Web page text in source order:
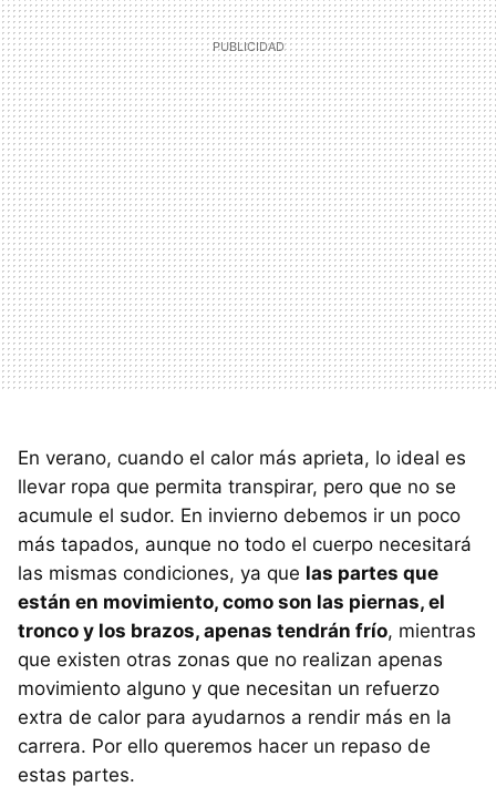
En verano, cuando el calor más aprieta, lo ideal es
llevar ropa que permita transpirar, pero que no se
acumule el sudor. En invierno debemos ir un poco
más tapados, aunque no todo el cuerpo necesitará
las mismas condiciones, ya que las partes que
están en movimiento, como son las piernas, el
tronco y los brazos, apenas tendrán frío, mientras
que existen otras zonas que no realizan apenas
movimiento alguno y que necesitan un refuerzo
extra de calor para ayudarnos a rendir más en la
carrera. Por ello queremos hacer un repaso de
estas partes.